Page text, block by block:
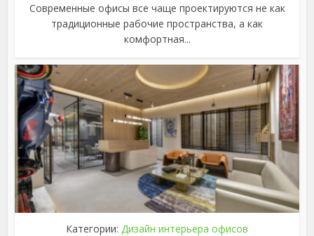
Современные офисы все чаще проектируются не как
традиционные рабочие пространства, а как
комфортная...
Категории: Дизайн интерьера офисов